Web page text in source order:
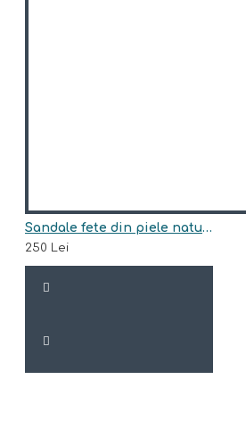
Sandale fete din piele naturala model SERAPHINA
250 Lei